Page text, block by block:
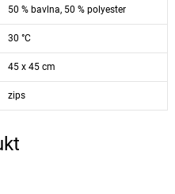
50 % bavlna, 50 % polyester
30 °C
45 x 45 cm
zips